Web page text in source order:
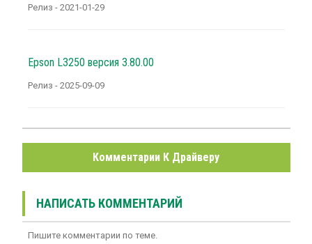
Релиз - 2021-01-29
Epson L3250 версия 3.80.00
Релиз - 2025-09-09
Комментарии К Драйверу
НАПИСАТЬ КОММЕНТАРИЙ
Пишите комментарии по теме.